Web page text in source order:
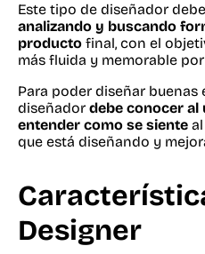
Este tipo de diseñador
analizando y buscando
producto final, con el
más fluida y memorable
Para poder diseñar buenas
diseñador debe conocer al
entender como se siente
que está diseñando y
Designer